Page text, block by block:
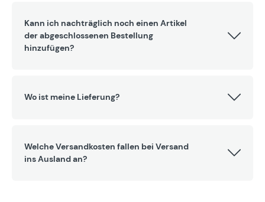
Kann ich nachträglich noch einen Artikel
der abgeschlossenen Bestellung
hinzufügen?
Wo ist meine Lieferung?
Welche Versandkosten fallen bei Versand
ins Ausland an?